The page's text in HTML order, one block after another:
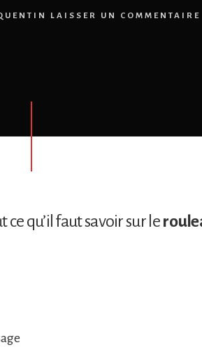
LAISSER UN COMMENTAIRE
ce qu’il faut savoir sur le